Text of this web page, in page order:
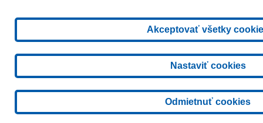
Akceptovať všetky
Nastaviť cookies
Odmietnuť cookies